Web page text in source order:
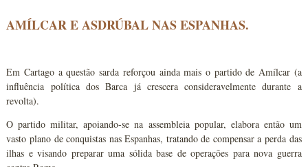
AMÍLCAR E ASDRÚBAL NAS ESPANHAS.
Em Cartago a questão sarda reforçou ainda mais o partido de Amílcar (a
influência política dos Barca já crescera consideravelmente durante a
revolta).
O partido militar, apoiando-se na assembleia popular, elabora então um
vasto plano de conquistas nas Espanhas, tratando de compensar a perda das
ilhas e visando preparar uma sólida base de operações para nova guerra